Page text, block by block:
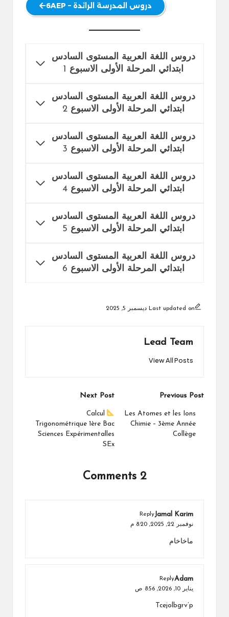
دروس المدرسة الرائدة – 6AEP
دروس اللغة العربية المستوى السادس
ابتدائي المرحلة الأولى الاسبوع 1
دروس اللغة العربية المستوى السادس
ابتدائي المرحلة الأولى الاسبوع 2
دروس اللغة العربية المستوى السادس
ابتدائي المرحلة الأولى الاسبوع 3
دروس اللغة العربية المستوى السادس
ابتدائي المرحلة الأولى الاسبوع 4
دروس اللغة العربية المستوى السادس
ابتدائي المرحلة الأولى الاسبوع 5
دروس اللغة العربية المستوى السادس
ابتدائي المرحلة الأولى الاسبوع 6
Last updated on ديسمبر 5, 2025
Lead Team
View All Posts
Post
navigation
Previous Post
Les Atomes et les Ions
Chimie – 3ème Année
Collège
Next Post
Calcul
Trigonométrique 1ère Bac
Sciences Expérimentalles
SEx
2 Comments
Jamal Karim
Reply
نوفمبر 22, 2025,
8:20 م
ماخاخام
Adam
Reply
يناير 10, 2026,
8:56 ص
Tcejolbgrv’p